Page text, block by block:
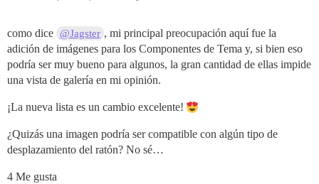
como dice @Jagster , mi principal preocupación aquí fue la
adición de imágenes para los Componentes de Tema y, si bien eso
podría ser muy bueno para algunos, la gran cantidad de ellas impide
una vista de galería en mi opinión.
¡La nueva lista es un cambio excelente!
¿Quizás una imagen podría ser compatible con algún tipo de
desplazamiento del ratón? No sé…
4 Me gusta